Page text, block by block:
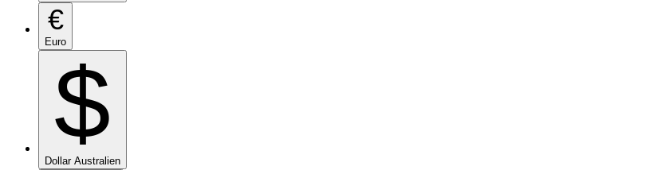
€
Euro
$
Dollar Australien